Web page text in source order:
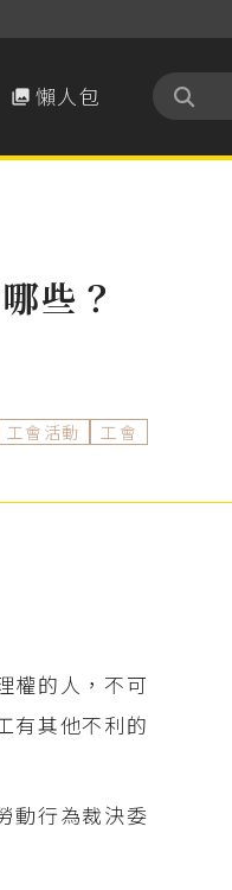
 懶人包
些？
工會活動 工會
權的人，不可
有其他不利的
動行為裁決委